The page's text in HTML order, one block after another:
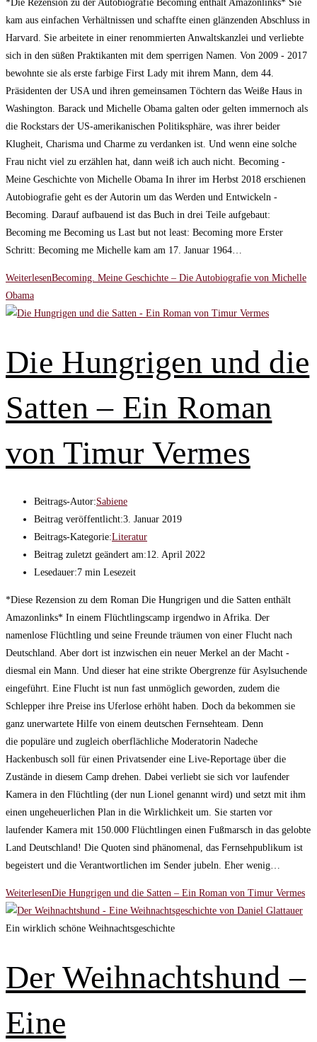
*Die Rezension zu der Autobiografie Becoming enthält Amazonlinks* Sie
kam aus einfachen Verhältnissen und schaffte einen glänzenden Abschluss in
Harvard. Sie arbeitete in einer renommierten Anwaltskanzlei und verliebte
sich in den süßen Praktikanten mit dem sperrigen Namen. Von 2009 - 2017
bewohnte sie als erste farbige First Lady mit ihrem Mann, dem 44.
Präsidenten der USA und ihren gemeinsamen Töchtern das Weiße Haus in
Washington. Barack und Michelle Obama galten oder gelten immernoch als
die Rockstars der US-amerikanischen Politiksphäre, was ihrer beider
Klugheit, Charisma und Charme zu verdanken ist. Und wenn eine solche
Frau nicht viel zu erzählen hat, dann weiß ich auch nicht. Becoming -
Meine Geschichte von Michelle Obama In ihrer im Herbst 2018 erschienen
Autobiografie geht es der Autorin um das Werden und Entwickeln -
Becoming. Darauf aufbauend ist das Buch in drei Teile aufgebaut:
Becoming me Becoming us Last but not least: Becoming more Erster
Schritt: Becoming me Michelle kam am 17. Januar 1964…
WeiterlesenBecoming. Meine Geschichte – Die Autobiografie von Michelle
Obama
Die Hungrigen und die
Satten – Ein Roman
von Timur Vermes
Beitrags-Autor:Sabiene
Beitrag veröffentlicht:3. Januar 2019
Beitrags-Kategorie:Literatur
Beitrag zuletzt geändert am:12. April 2022
Lesedauer:7 min Lesezeit
*Diese Rezension zu dem Roman Die Hungrigen und die Satten enthält
Amazonlinks* In einem Flüchtlingscamp irgendwo in Afrika. Der
namenlose Flüchtling und seine Freunde träumen von einer Flucht nach
Deutschland. Aber dort ist inzwischen ein neuer Merkel an der Macht -
diesmal ein Mann. Und dieser hat eine strikte Obergrenze für Asylsuchende
eingeführt. Eine Flucht ist nun fast unmöglich geworden, zudem die
Schlepper ihre Preise ins Uferlose erhöht haben. Doch da bekommen sie
ganz unerwartete Hilfe von einem deutschen Fernsehteam. Denn
die populäre und zugleich oberflächliche Moderatorin Nadeche
Hackenbusch soll für einen Privatsender eine Live-Reportage über die
Zustände in diesem Camp drehen. Dabei verliebt sie sich vor laufender
Kamera in den Flüchtling (der nun Lionel genannt wird) und setzt mit ihm
einen ungeheuerlichen Plan in die Wirklichkeit um. Sie starten vor
laufender Kamera mit 150.000 Flüchtlingen einen Fußmarsch in das gelobte
Land Deutschland! Die Quoten sind phänomenal, das Fernsehpublikum ist
begeistert und die Verantwortlichen im Sender jubeln. Eher wenig…
WeiterlesenDie Hungrigen und die Satten – Ein Roman von Timur Vermes
Ein wirklich schöne Weihnachtsgeschichte
Der Weihnachtshund –
Eine